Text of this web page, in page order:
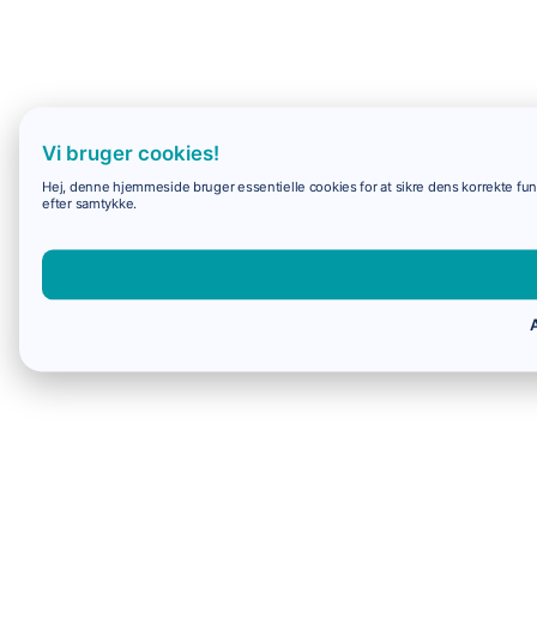
Vi bruger cookies!
Hej, denne hjemmeside bruger essentielle cookies for at sikre dens korrekte
efter samtykke.